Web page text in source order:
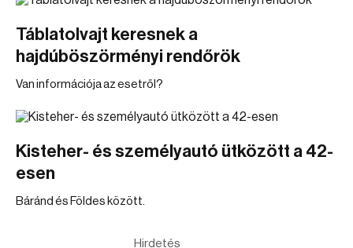
Táblatolvajt keresnek a
hajdúböszörményi rendőrök
Van információja az esetről?
Kisteher- és személyautó ütközött a 42-
esen
Báránd és Földes között.
Hirdetés